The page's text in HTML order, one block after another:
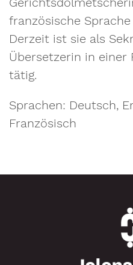
französische
Derzeit ist sie als
Übersetzerin in einer
tätig.
Sprachen: Deutsch,
Französisch